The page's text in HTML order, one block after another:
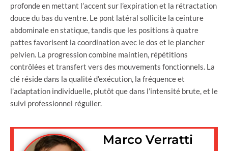
profonde en mettant l’accent sur l’expiration et la rétractation
douce du bas du ventre. Le pont latéral sollicite la ceinture
abdominale en statique, tandis que les positions à quatre
pattes favorisent la coordination avec le dos et le plancher
pelvien. La progression combine maintien, répétitions
contrôlées et transfert vers des mouvements fonctionnels. La
clé réside dans la qualité d’exécution, la fréquence et
l’adaptation individuelle, plutôt que dans l’intensité brute, et le
suivi professionnel régulier.
Marco Verratti